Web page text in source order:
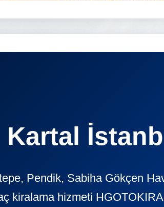
Kartal
Pendik, Sabiha Gökçen
kiralama hizmeti